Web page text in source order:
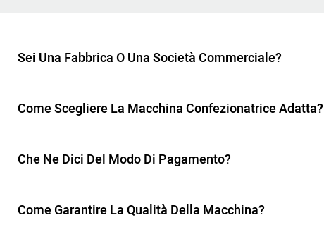
Sei Una Fabbrica O Una Società Commerciale?
Come Scegliere La Macchina Confezionatrice Adatta?
Che Ne Dici Del Modo Di Pagamento?
Come Garantire La Qualità Della Macchina?